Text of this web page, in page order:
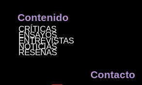
Contenido
CRÍTICAS
ENSAYOS
ENTREVISTAS
NOTICIAS
RESEÑAS
Contacto